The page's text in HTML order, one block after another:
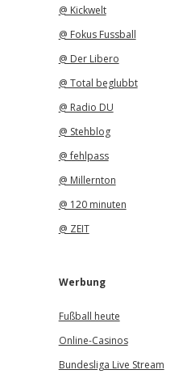
@ Kickwelt
@ Fokus Fussball
@ Der Libero
@ Total beglubbt
@ Radio DU
@ Stehblog
@ fehlpass
@ Millernton
@ 120 minuten
@ ZEIT
Werbung
Fußball heute
Online-Casinos
Bundesliga Live Stream